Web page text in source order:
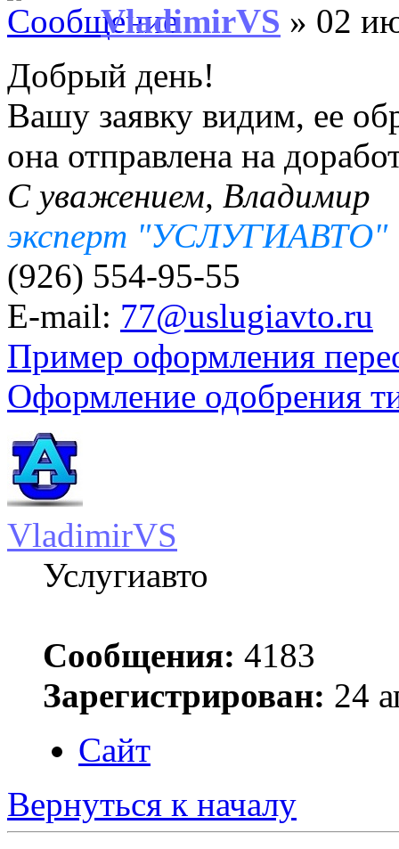
VladimirVS » 02
Добрый день!
Вашу заявку видим, ее
она отправлена на
С уважением, Владимир
эксперт "УСЛУГИАВТО"
(926) 554-95-55
E-mail: 77@uslugiavto.ru
Пример оформления
Оформление одобрения
VladimirVS
Услугиавто
Сообщения: 4183
Зарегистрирован: 24
Сайт
Вернуться к началу